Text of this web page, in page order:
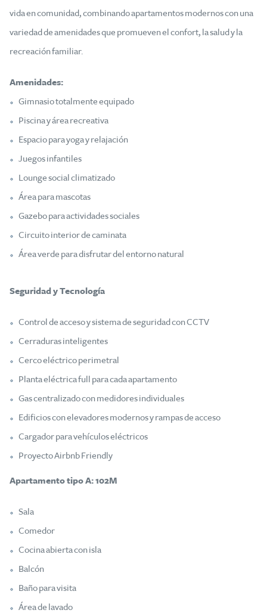
vida en comunidad, combinando apartamentos modernos con una
variedad de amenidades que promueven el confort, la salud y la
recreación familiar.
Amenidades:
Gimnasio totalmente equipado
Piscina y área recreativa
Espacio para yoga y relajación
Juegos infantiles
Lounge social climatizado
Área para mascotas
Gazebo para actividades sociales
Circuito interior de caminata
Área verde para disfrutar del entorno natural
Seguridad y Tecnología
Control de acceso y sistema de seguridad con CCTV
Cerraduras inteligentes
Cerco eléctrico perimetral
Planta eléctrica full para cada apartamento
Gas centralizado con medidores individuales
Edificios con elevadores modernos y rampas de acceso
Cargador para vehículos eléctricos
Proyecto Airbnb Friendly
Apartamento tipo A: 102M
Sala
Comedor
Cocina abierta con isla
Balcón
Baño para visita
Área de lavado